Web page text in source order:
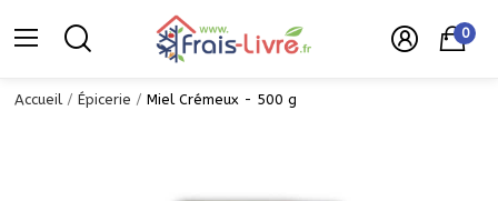
0
Accueil Épicerie Miel Crémeux - 500 g